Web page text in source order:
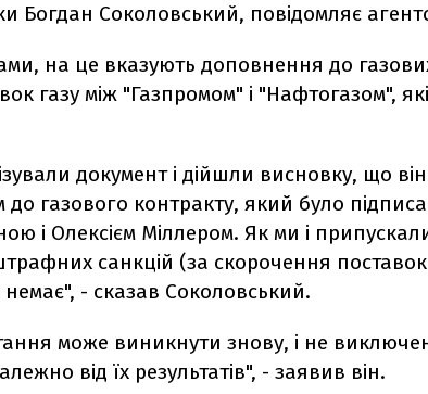
Богдан Соколовський, повідомляє
на це вказують доповнення до
газу між "Газпромом" і "Нафтогазом",
документ і дійшли висновку, що
газового контракту, який було
і Олексієм Міллером. Як ми і
санкцій (за скорочення поставок
немає", - сказав Соколовський.
може виникнути знову, і не
від їх результатів", - заявив він.